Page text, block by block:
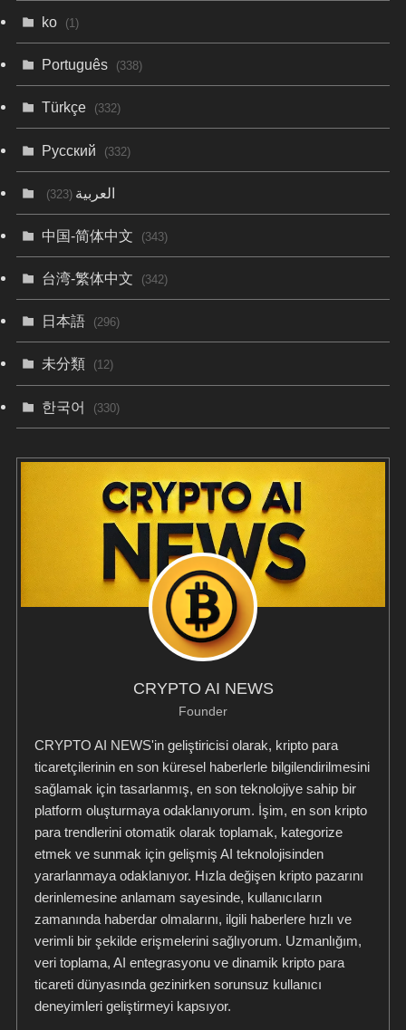
ko (1)
Português (338)
Türkçe (332)
Русский (332)
العربية(323)
中国-简体中文 (343)
台湾-繁体中文 (342)
日本語 (296)
未分類 (12)
한국어 (330)
CRYPTO AI NEWS
Founder
CRYPTO AI NEWS'in geliştiricisi olarak, kripto para
ticaretçilerinin en son küresel haberlerle bilgilendirilmesini
sağlamak için tasarlanmış, en son teknolojiye sahip bir
platform oluşturmaya odaklanıyorum. İşim, en son kripto
para trendlerini otomatik olarak toplamak, kategorize
etmek ve sunmak için gelişmiş AI teknolojisinden
yararlanmaya odaklanıyor. Hızla değişen kripto pazarını
derinlemesine anlamam sayesinde, kullanıcıların
zamanında haberdar olmalarını, ilgili haberlere hızlı ve
verimli bir şekilde erişmelerini sağlıyorum. Uzmanlığım,
veri toplama, AI entegrasyonu ve dinamik kripto para
ticareti dünyasında gezinirken sorunsuz kullanıcı
deneyimleri geliştirmeyi kapsıyor.